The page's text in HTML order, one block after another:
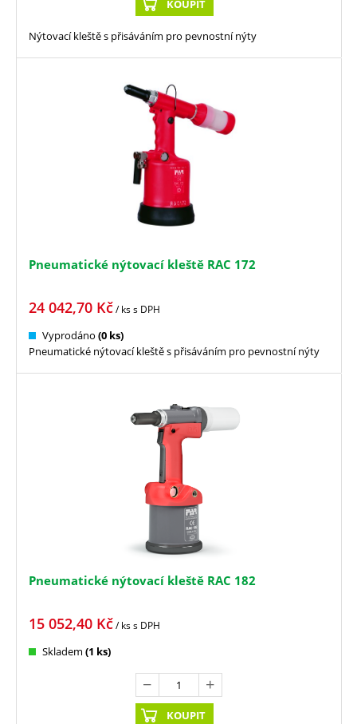
KOUPIT
Nýtovací kleště s přisáváním pro pevnostní nýty
Pneumatické nýtovací kleště RAC 172
24 042,70 Kč/ kss DPH
Vyprodáno (0 ks)
Pneumatické nýtovací kleště s přisáváním pro pevnostní nýty
Pneumatické nýtovací kleště RAC 182
15 052,40 Kč/ kss DPH
Skladem (1 ks)
KOUPIT